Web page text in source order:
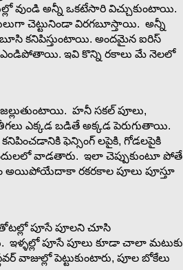
వుండి అన్నీ ఒకటేసారి విచ్చుకుంటాయి.
చెట్టునిండా విరగబూస్తాయి. అన్నీ
కనిపిస్తుంటాయి. అందమైన ఐరిస్
ఎండిపోతాయి. ఇవి కొన్ని రకాలు మే నెలలో
హనీ సకల్ పూలు,
ఎక్కడ బడితే అక్కడ పెరుగుతాయి.
ఫెన్సింగ్ లపైకి, గోడలపైకి
వాడతారు. ఇలా చెప్పుకుంటూ పోతే
అయిపోయేదాకా రకరకాల పూలు పూస్తూ
పూసే పూలని చూసి
ఇళ్ళల్లో పూసే పూలు కూడా చాలా మటుకు
వాజుల్లో పెట్టుకుంటారు, పూల బోకేలు